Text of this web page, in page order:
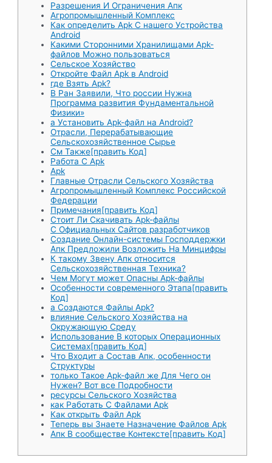
Разрешения И Ограничения Апк
Агропромышленный Комплекс
Как определить Apk С нашего Устройства
Android
Какими Сторонними Хранилищами Apk-
файлов Можно пользоваться
Сельское Хозяйство
Откройте Файл Apk в Android
где Взять Apk?
В Ран Заявили, Что россии Нужна
Программа развития Фундаментальной
Физики»
а Установить Apk-файл на Android?
Отрасли, Перерабатывающие
Сельскохозяйственное Сырье
См Также[править Код]
Работа С Apk
Apk
Главные Отрасли Сельского Хозяйства
Агропромышленный Комплекс Российской
Федерации
Примечания[править Код]
Стоит Ли Скачивать Apk-файлы
С Официальных Сайтов разработчиков
Создание Онлайн-системы Господдержки
Апк Предложили Возложить На Минцифры
К такому Звену Апк относится
Сельскохозяйственная Техника?
Чем Могут может Опасны Apk-файлы
Особенности современного Этапа[править
Код]
а Создаются Файлы Apk?
влияние Сельского Хозяйства на
Окружающую Среду
Использование В которых Операционных
Системах[править Код]
Что Входит а Состав Апк, особенности
Структуры
только Такое Apk-файл же Для Чего он
Нужен? Вот все Подробности
ресурсы Сельского Хозяйства
как Работать С Файлами Apk
Как открыть Файл Apk
Теперь вы Знаете Назначение Файлов Apk
Апк В сообществе Контексте[править Код]